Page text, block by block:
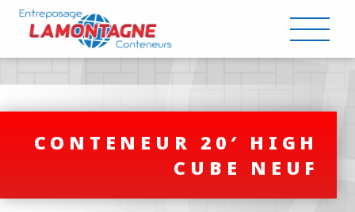
CONTENEUR 20′ HIGH
CUBE NEUF